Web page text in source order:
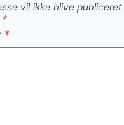
vil ikke blive publiceret.
*
*